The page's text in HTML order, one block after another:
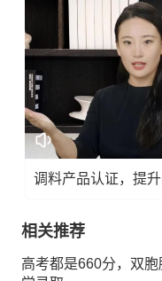
调料产品认证，提
相关推荐
高考都是660分，双